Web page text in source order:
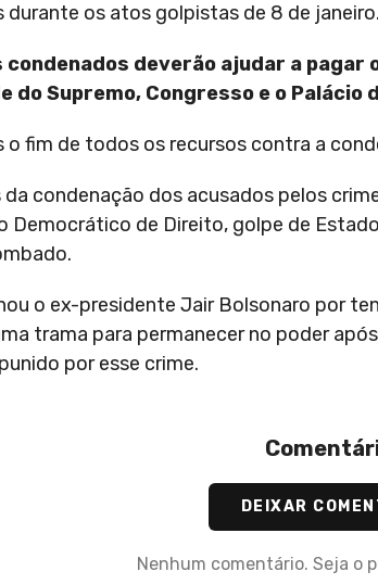
durante os atos golpistas de 8 de janeiro.
condenados deverão ajudar a pagar
Supremo, Congresso e o Palácio
fim de todos os recursos contra a
condenação dos acusados pelos
de Direito, golpe de
o ex-presidente Jair Bolsonaro por
trama para permanecer no poder
por esse crime.
DEIXAR
Nenhum comentário. Seja o